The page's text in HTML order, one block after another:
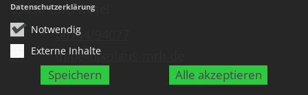
Notwendig
Externe Inhalte
Speichern Alle akzeptieren
Datenschutzerklärung
55430 Oberwesel
06744/94077
info@nikolaus-mrh.de